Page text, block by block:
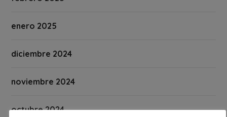
enero 2025
diciembre 2024
noviembre 2024
octubre 2024